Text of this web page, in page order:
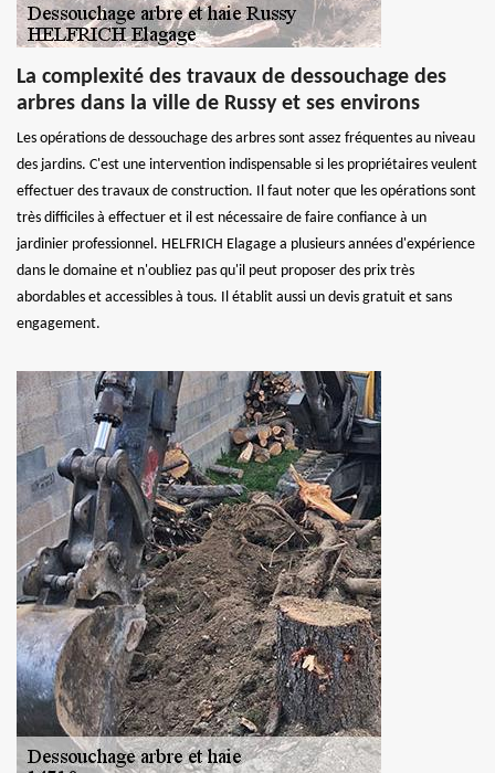
La complexité des travaux de dessouchage des
arbres dans la ville de Russy et ses environs
Les opérations de dessouchage des arbres sont assez fréquentes au niveau
des jardins. C'est une intervention indispensable si les propriétaires veulent
effectuer des travaux de construction. Il faut noter que les opérations sont
très difficiles à effectuer et il est nécessaire de faire confiance à un
jardinier professionnel. HELFRICH Elagage a plusieurs années d'expérience
dans le domaine et n'oubliez pas qu'il peut proposer des prix très
abordables et accessibles à tous. Il établit aussi un devis gratuit et sans
engagement.